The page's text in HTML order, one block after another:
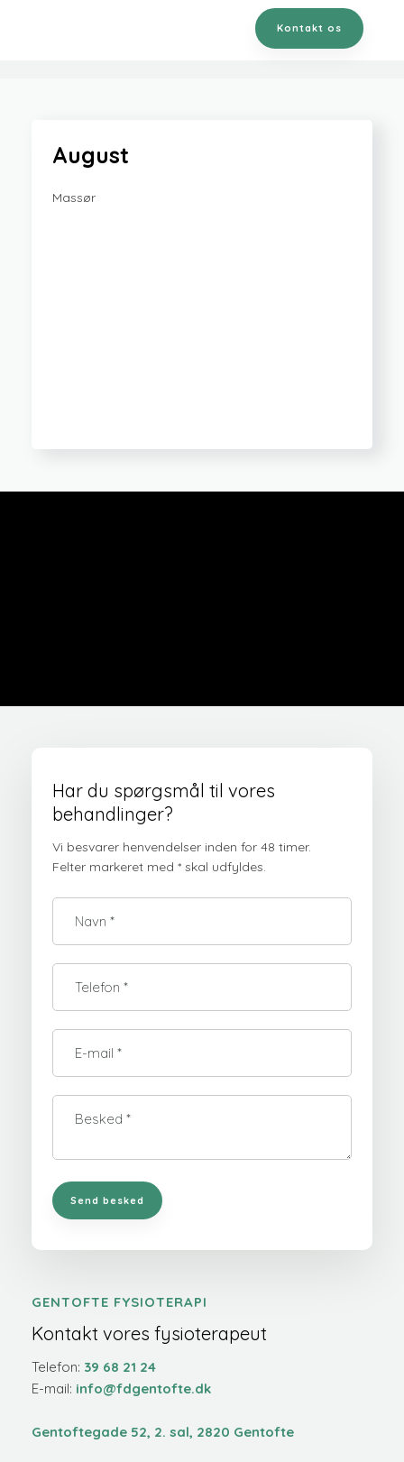
Kontakt os
August
Massør​
Har du spørgsmål til vores
behandlinger?
Vi besvarer henvendelser inden for 48 timer.
​Felter markeret med * skal udfyldes.
GENTOFTE FYSIOTERAPI
Kontakt vores fysioterapeut
​​Telefon: 39 68 21 24
E-mail: info@fdgentofte.dk
Gentoftegade 52, 2. sal, 2820 Gentofte